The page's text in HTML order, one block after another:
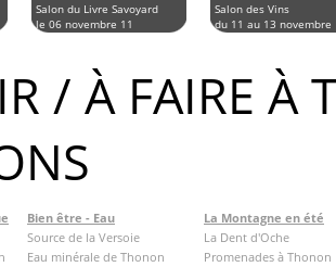
Salon du Livre Savoyard
le 06 novembre 11
Salon des Vins
du 11 au 13 novembre
/ À FAIRE À
Bien être - Eau
Source de la Versoie
Eau minérale de Thonon
La Montagne en été
La Dent d'Oche
Promenades à Thonon